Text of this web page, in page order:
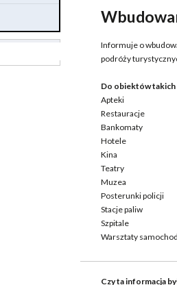
Informuje o
podróży
Do obiektów takich
Apteki
Restauracje
Bankomaty
Hotele
Kina
Teatry
Muzea
Posterunki policji
Stacje paliw
Szpitale
Warsztaty
Czy ta informacja